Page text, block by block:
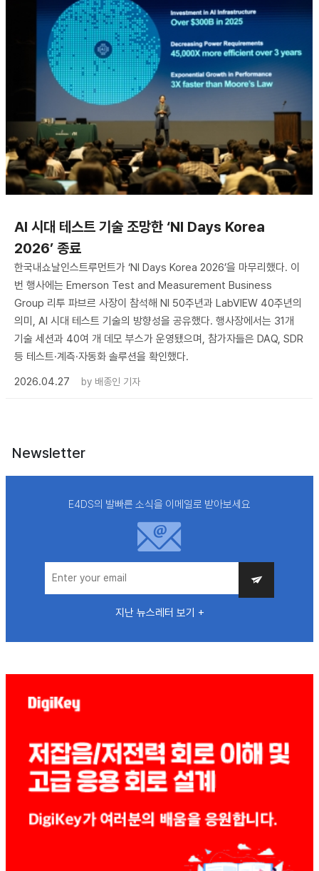
AI 시대 테스트 기술 조망한 ‘NI Days Korea
2026’ 종료
한국내쇼날인스트루먼트가 ‘NI Days Korea 2026’을 마무리했다. 이
번 행사에는 Emerson Test and Measurement Business
Group 리투 파브르 사장이 참석해 NI 50주년과 LabVIEW 40주년의
의미, AI 시대 테스트 기술의 방향성을 공유했다. 행사장에서는 31개
기술 세션과 40여 개 데모 부스가 운영됐으며, 참가자들은 DAQ, SDR
등 테스트·계측·자동화 솔루션을 확인했다.
2026.04.27
by 배종인 기자
Newsletter
E4DS의 발빠른 소식을 이메일로 받아보세요
지난 뉴스레터 보기 +